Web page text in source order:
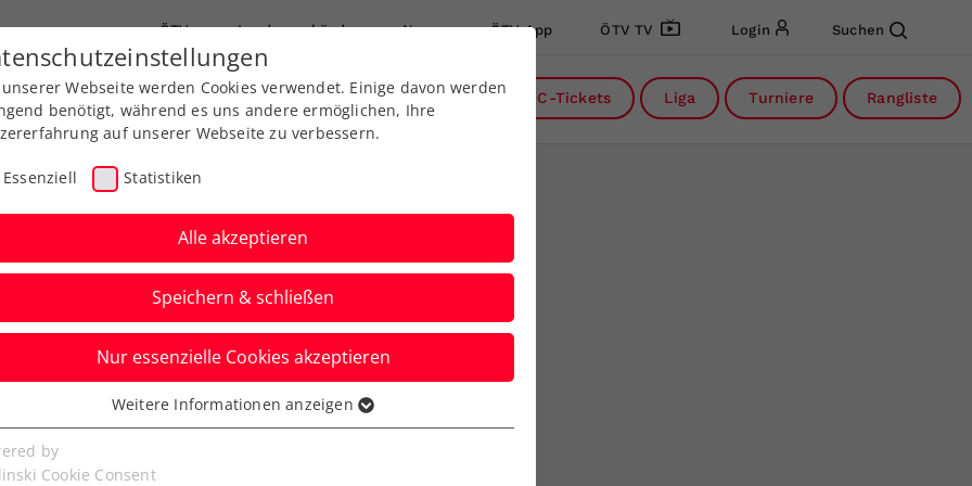
ÖTV Landesverbände News ÖTV App ÖTV TV Login Suchen
Ausbildung Services Über uns DC-Tickets Liga Turniere Rangliste
ÖTV-
Klaffner
Webseite werden Cookies verwendet. Einige davon werden
benötigt, während es uns andere ermöglichen, Ihre
auf unserer Webseite zu verbessern.
Essenziell Statistiken
Alle akzeptieren
Speichern & schließen
Nur essenzielle Cookies akzeptieren
Cookies werden für grundlegende Funktionen der
benötigt. Dadurch ist gewährleistet, dass die Webseite
Weitere Informationen anzeigen
by
Cookie Consent